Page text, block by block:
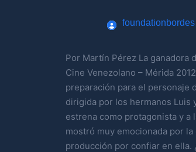
foundationbordes
Por Martín Pérez La ganadora
Cine Venezolano – Mérida
preparación para el personaje
dirigida por los hermanos Luis
estrena como protagonista y a
mostró muy emocionada por
producción por confiar en ella.